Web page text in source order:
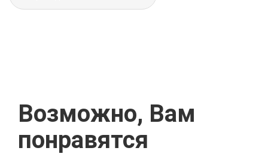
Возможно, Вам
понравятся